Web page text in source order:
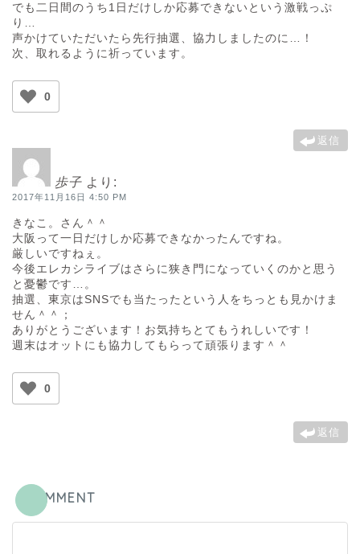
でも二日間のうち1日だけしか応募できないという激戦っぷ
り…
声かけていただいたら先行抽選、協力しましたのに…！
次、取れるように祈っています。
0
返信
歩子 より:
2017年11月16日 4:50 PM
きなこ。さん＾＾
大阪って一日だけしか応募できなかったんですね。
厳しいですねぇ。
今後エレカシライブはさらに狭き門になっていくのかと思う
と憂鬱です…。
抽選、東京はSNSでも当たったという人をちっとも見かけま
せん＾＾；
ありがとうございます！お気持ちとてもうれしいです！
週末はオットにも協力してもらって頑張ります＾＾
0
返信
COMMENT